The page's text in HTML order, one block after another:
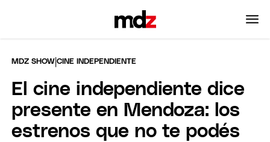
MDZ SHOW |CINE INDEPENDIENTE
El cine independiente dice
presente en Mendoza: los
estrenos que no te podés